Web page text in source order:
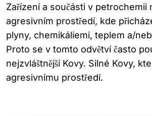
Zařízení a součásti v petrochemii
agresivním prostředí, kde
plyny, chemikáliemi, teplem a/
Proto se v tomto odvětví často
nejzvláštnější Kovy. Silné Kovy,
agresivnímu prostředí.